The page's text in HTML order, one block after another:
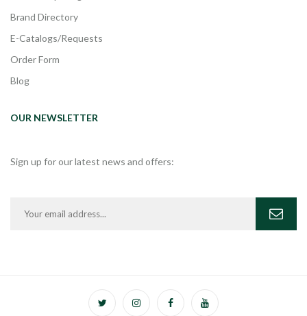
Brand Directory
E-Catalogs/Requests
Order Form
Blog
OUR NEWSLETTER
Sign up for our latest news and offers: